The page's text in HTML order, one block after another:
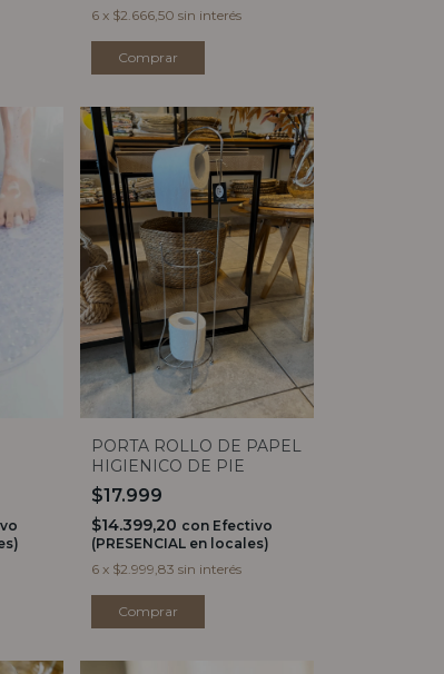
6 x $2.666,50 sin interés
Comprar
PORTA ROLLO DE PAPEL
HIGIENICO DE PIE
$17.999
$14.399,20 con Efectivo
(PRESENCIAL en locales)
6 x $2.999,83 sin interés